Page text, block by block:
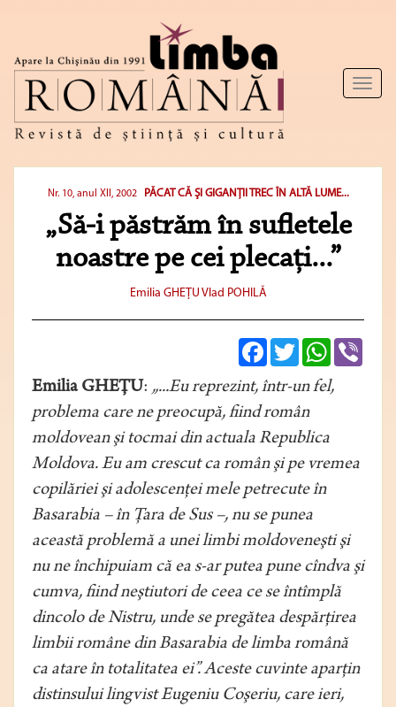
Toggle
Nr. 10, anul XII, 2002 PĂCAT CĂ ŞI GIGANŢII TREC ÎN ALTĂ LUME...
„Să-i păstrăm în sufletele
noastre pe cei plecaţi...”
Emilia GHEŢU Vlad POHILĂ
FacebookTwitterWhatsApp
Emilia GHEŢU:„...Eu reprezint, într-un fel,
problema care ne preocupă, fiind român
moldovean şi tocmai din actuala Republica
Moldova. Eu am crescut ca român şi pe vremea
copilăriei şi adolescenţei mele petrecute în
Basarabia – în Ţara de Sus –, nu se punea
această problemă a unei limbi moldoveneşti şi
nu ne închipuiam că ea s-ar putea pune cîndva şi
cumva, fiind neştiutori de ceea ce se întîmplă
dincolo de Nistru, unde se pregătea despărţirea
limbii române din Basarabia de limba română
ca atare în totalitatea ei”. Aceste cuvinte aparţin
distinsului lingvist Eugeniu Coşeriu, care ieri,